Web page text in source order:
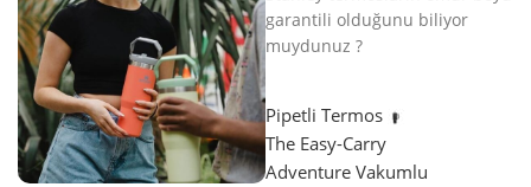
garantili olduğunu biliyor
muydunuz ?
Pipetli Termos
The Easy-Carry
Adventure Vakumlu